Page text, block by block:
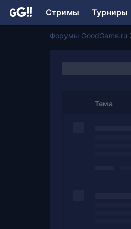
Стримы Турниры
Форумы GoodGame.ru
Тема